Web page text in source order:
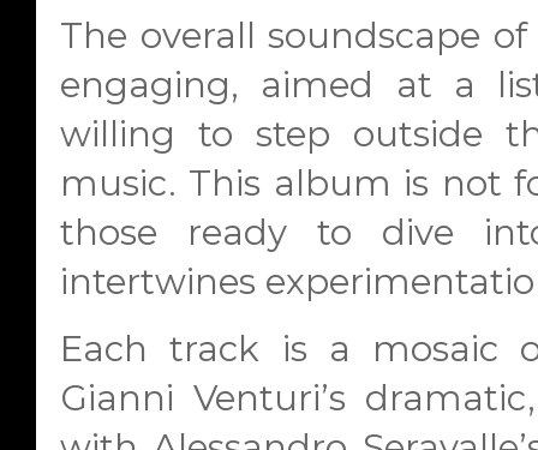
The overall soundscape of
engaging, aimed at a
willing to step outside
music. This album is not
those ready to dive
intertwines
Each track is a mosaic
Gianni Venturi’s